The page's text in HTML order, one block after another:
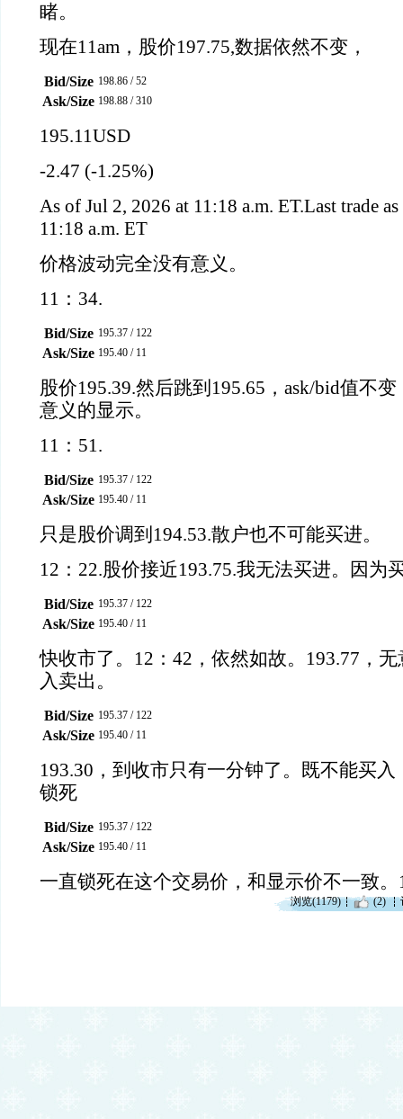
睹。
现在11am，股价197.75,数据依然不变，
Bid/Size 198.86 /52
Ask/Size 198.88 /310
195.11USD
-2.47 (-1.25%)
As of Jul 2, 2026 at 11:18 a.m. ET.Last trade
11:18 a.m. ET
价格波动完全没有意义。
11：34.
Bid/Size 195.37 / 122
Ask/Size 195.40 / 11
股价195.39.然后跳到195.65，ask/bid值不
意义的显示。
11：51.
Bid/Size 195.37 / 122
Ask/Size 195.40 / 11
只是股价调到194.53.散户也不可能买进。
12：22.股价接近193.75.我无法买进。因为
Bid/Size 195.37 / 122
Ask/Size 195.40 / 11
快收市了。12：42，依然如故。193.77，
入卖出。
Bid/Size 195.37 / 122
Ask/Size 195.40 / 11
193.30，到收市只有一分钟了。既不能买
锁死
Bid/Size 195.37 / 122
Ask/Size 195.40 / 11
一直锁死在这个交易价，和显示价不一致。
浏览(1179) (2)